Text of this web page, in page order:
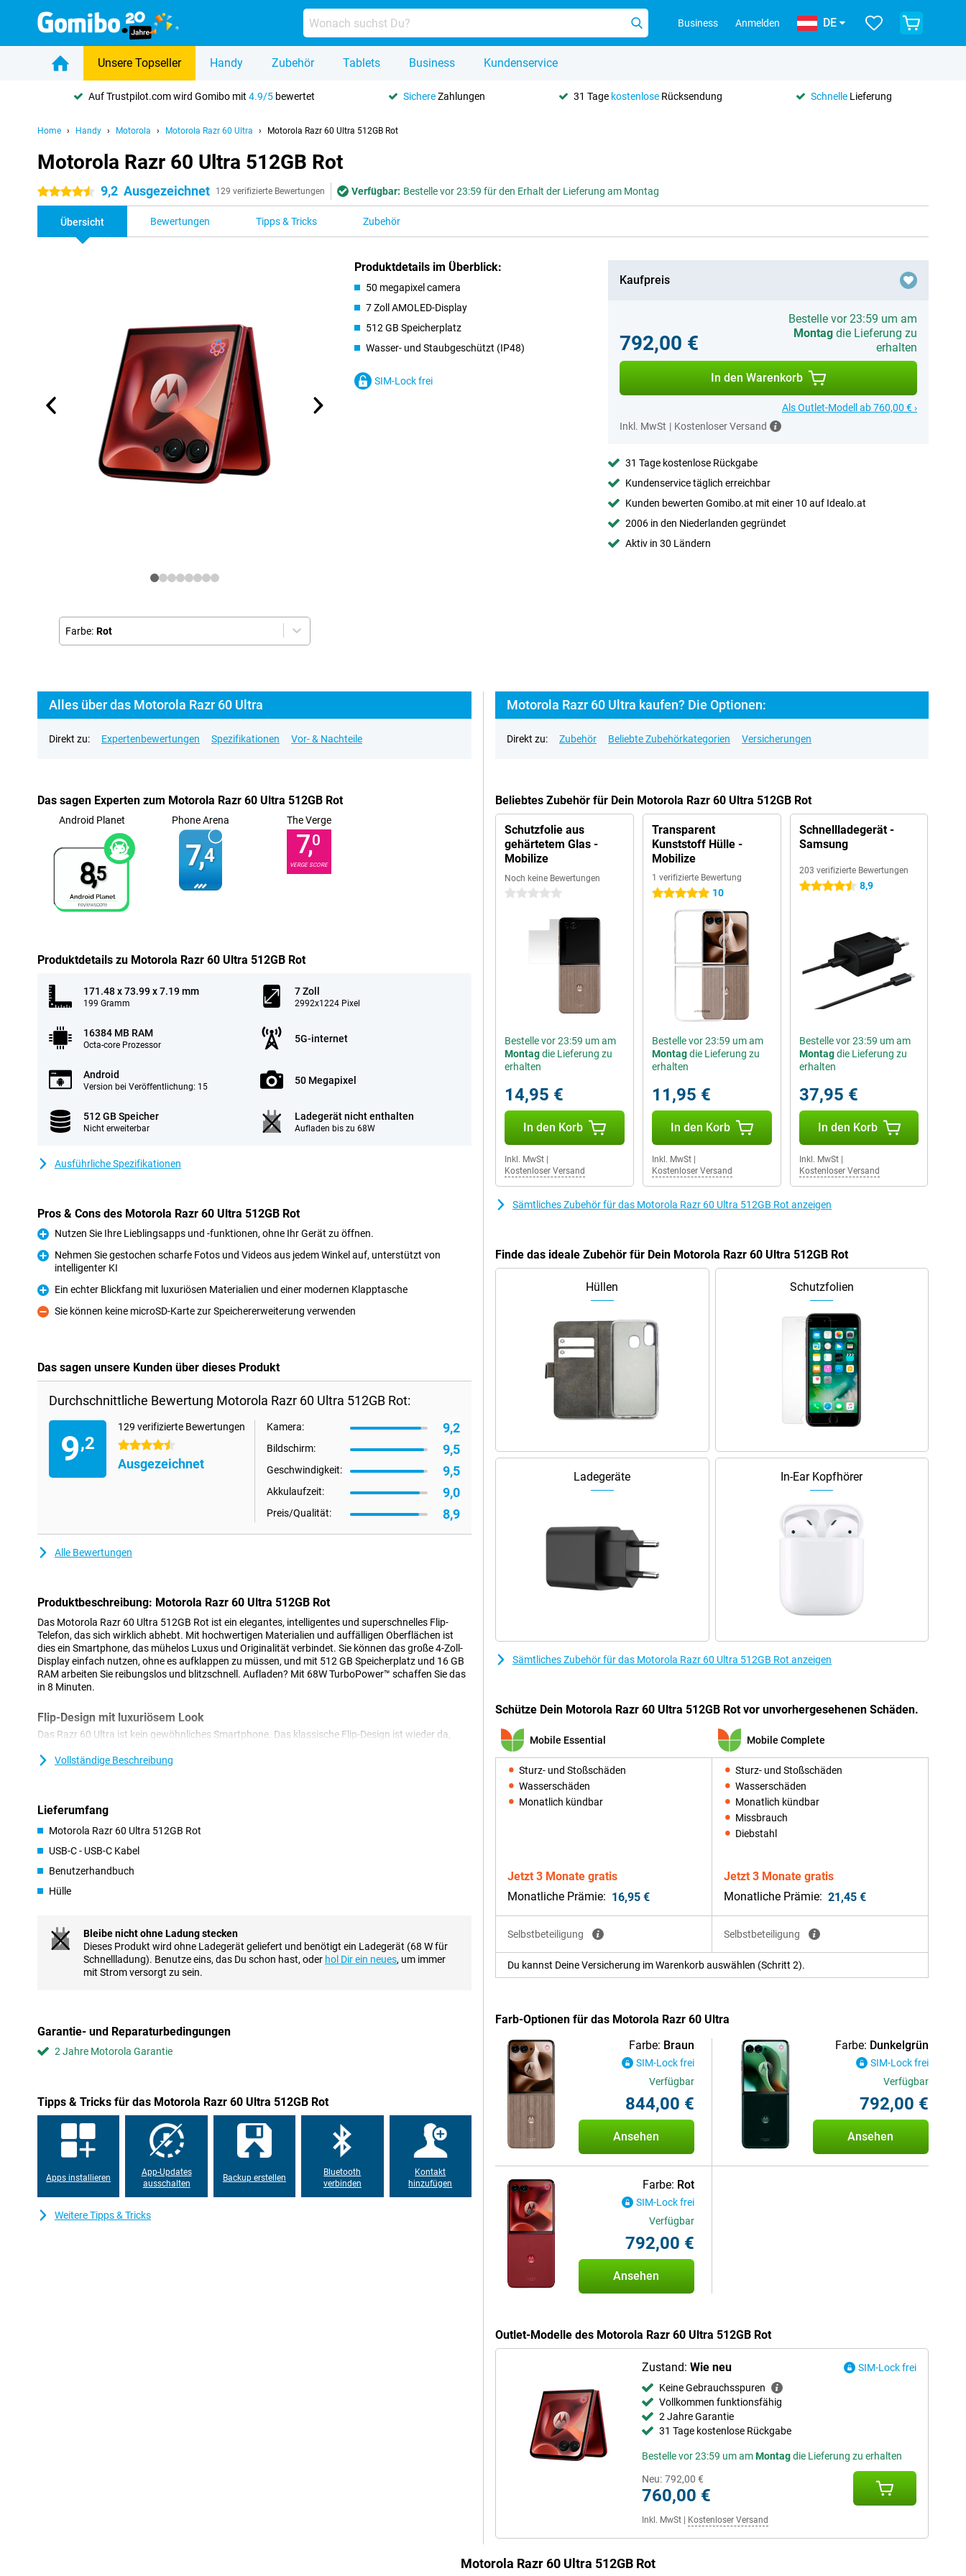
Business Anmelden DE
Unsere Topseller Handy Zubehör Tablets Business Kundenservice
Auf Trustpilot.com wird Gomibo mit4.9/5 bewertet SichereZahlungen 31 Tage kostenloseRücksendung SchnelleLieferung
Home Handy Motorola Motorola Razr 60 Ultra Motorola Razr 60 Ultra 512GB Rot
Motorola Razr 60 Ultra 512GB Rot
4.5 Sterne 9,2 Ausgezeichnet 129 verifizierte Bewertungen Verfügbar: Bestelle vor 23:59 für den Erhalt der Lieferung am Montag
Übersicht Bewertungen Tipps & Tricks Zubehör
Farbe: Rot
Produktdetails im Überblick:
50 megapixel camera
7 Zoll AMOLED-Display
512 GB Speicherplatz
Wasser- und Staubgeschützt (IP48)
SIM-Lock frei
Kaufpreis
792,00 €
Bestelle vor 23:59 um am
Montagdie Lieferung zu
erhalten
In den Warenkorb
Als Outlet-Modell ab 760,00 € ›
Inkl. MwSt | Kostenloser Versand
31 Tage kostenlose Rückgabe
Kundenservice täglich erreichbar
Kunden bewerten Gomibo.at mit einer 10 auf Idealo.at
2006 in den Niederlanden gegründet
Aktiv in 30 Ländern
Alles über das Motorola Razr 60 Ultra
Direkt zu: Expertenbewertungen Spezifikationen Vor- & Nachteile
Das sagen Experten zum Motorola Razr 60 Ultra 512GB Rot
Android Planet
8,5
Phone Arena
7,4
The Verge
7,0
VERGE SCORE
Produktdetails zu Motorola Razr 60 Ultra 512GB Rot
171.48 x 73.99 x 7.19 mm
199 Gramm
7 Zoll
2992x1224 Pixel
16384 MB RAM
Octa-core Prozessor
5G-internet
Android
Version bei Veröffentlichung: 15
50 Megapixel
512 GB Speicher
Nicht erweiterbar
Ladegerät nicht enthalten
Aufladen bis zu 68W
Ausführliche Spezifikationen
Pros & Cons des Motorola Razr 60 Ultra 512GB Rot
Pro
Nutzen Sie Ihre Lieblingsapps und -funktionen, ohne Ihr Gerät zu öffnen.
Nehmen Sie gestochen scharfe Fotos und Videos aus jedem Winkel auf, unterstützt von
intelligenter KI
Pro
Ein echter Blickfang mit luxuriösen Materialien und einer modernen Klapptasche
Kontra
Sie können keine microSD-Karte zur Speichererweiterung verwenden
Das sagen unsere Kunden über dieses Produkt
Durchschnittliche Bewertung Motorola Razr 60 Ultra 512GB Rot:
9,2
129 verifizierte Bewertungen
4.5 Sterne
Ausgezeichnet
Kamera: 9,2
Bildschirm: 9,5
Geschwindigkeit: 9,5
Akkulaufzeit: 9,0
Preis/Qualität: 8,9
Alle Bewertungen
Produktbeschreibung: Motorola Razr 60 Ultra 512GB Rot
Das Motorola Razr 60 Ultra 512GB Rot ist ein elegantes, intelligentes und superschnelles Flip-
Telefon, das sich wirklich abhebt. Mit hochwertigen Materialien und auffälligen Oberflächen ist
dies ein Smartphone, das mühelos Luxus und Originalität verbindet. Sie können das große 4-Zoll-
Display einfach nutzen, ohne es aufklappen zu müssen, und mit 512 GB Speicherplatz und 16 GB
RAM arbeiten Sie reibungslos und blitzschnell. Aufladen? Mit 68W TurboPower™ schaffen Sie das
in 8 Minuten.
Flip-Design mit luxuriösem Look
Das Razr 60 Ultra ist kein gewöhnliches Smartphone. Das klassische Flip-Design ist wieder da,
gefertigt, die für ein luxuriöses Aussehen und eine angenehme Griffigkeit sorgen. Dank der starken
zuvor.
Benachrichtigungsbildschirm. Sie können mühelos Ihren Kalender, Ihre Nachrichten oder die
Navigation auf dem Bildschirm anzeigen, ohne Ihr Gerät zu öffnen. Mit einer
Bildwiederholfrequenz von 165 Hz und HDR10+ sehen Sie alles scharf und flüssig, selbst bei
High-End-Kamerasystem
Noch nie war das Aufnehmen von Fotos und Videos so vielseitig. Das Razr 60 Ultra verfügt über
zu fotografieren, oder spiegeln Sie Ihr Bild auf dem externen Bildschirm, damit alles im Fokus ist.
fortschrittliche Prozessor sorgt für eine reibungslose Leistung, egal ob Sie spielen, 4K-Videos
streamen oder mehrere Apps gleichzeitig nutzen. Mit 16 GB RAM und 512 GB Speicherplatz wird
es dir an nichts fehlen. Und dank RAM Boost wird vorübergehend zusätzlicher Arbeitsspeicher
hinzugefügt, damit Sie auch bei schweren Aufgaben reibungslos arbeiten können.
Mit einem 4.700-mAh-Akku müssen Sie sich beim Razr 60 Ultra kaum Gedanken über das
Aufladen machen. Mit einer einzigen Ladung kommen Sie problemlos mehr als 36 Stunden durch.
Ist Ihr Gerät trotzdem leer? Innerhalb von 8 Minuten haben Sie wieder genug Energie für einen
ganzen Tag. Eine vollständige Aufladung dauert nur 40 Minuten. Durch Reverse Charging können
Vollständige Beschreibung
Lieferumfang
Motorola Razr 60 Ultra 512GB Rot
USB-C - USB-C Kabel
Benutzerhandbuch
Hülle
Bleibe nicht ohne Ladung stecken
Dieses Produkt wird ohne Ladegerät geliefert und benötigt ein Ladegerät (68 W für
Schnellladung). Benutze eins, das Du schon hast, oder hol Dir ein neues, um immer
mit Strom versorgt zu sein.
Garantie- und Reparaturbedingungen
2 Jahre Motorola Garantie
Tipps & Tricks für das Motorola Razr 60 Ultra 512GB Rot
Apps installieren
App-Updates
ausschalten
Backup erstellen
Bluetooth
verbinden
Kontakt
hinzufügen
Weitere Tipps & Tricks
Motorola Razr 60 Ultra kaufen? Die Optionen:
Direkt zu: Zubehör Beliebte Zubehörkategorien Versicherungen
Beliebtes Zubehör für Dein Motorola Razr 60 Ultra 512GB Rot
Schutzfolie aus
gehärtetem Glas -
Mobilize
Noch keine Bewertungen
0 Sterne
Bestelle vor 23:59 um am
Montagdie Lieferung zu
erhalten
14,95 €
In den Korb
Inkl. MwSt
Kostenloser Versand
Transparent
Kunststoff Hülle -
Mobilize
1 verifizierte Bewertung
5 Sterne 10
Bestelle vor 23:59 um am
Montagdie Lieferung zu
erhalten
11,95 €
In den Korb
Inkl. MwSt|
Kostenloser Versand
Schnellladegerät -
Samsung
203 verifizierte Bewertungen
4.5 Sterne 8,9
Bestelle vor 23:59 um am
Montagdie Lieferung zu
erhalten
37,95 €
In den Korb
Inkl. MwSt|
Kostenloser Versand
Sämtliches Zubehör für das Motorola Razr 60 Ultra 512GB Rot anzeigen
Finde das ideale Zubehör für Dein Motorola Razr 60 Ultra 512GB Rot
Hüllen Schutzfolien
Ladegeräte In-Ear Kopfhörer
Sämtliches Zubehör für das Motorola Razr 60 Ultra 512GB Rot anzeigen
Schütze Dein Motorola Razr 60 Ultra 512GB Rot vor unvorhergesehenen Schäden.
Mobile Essential
Sturz- und Stoßschäden
Wasserschäden
Monatlich kündbar
Jetzt 3 Monate gratis
Monatliche Prämie: 16,95 €
Selbstbeteiligung
Mobile Complete
Sturz- und Stoßschäden
Wasserschäden
Monatlich kündbar
Missbrauch
Diebstahl
Jetzt 3 Monate gratis
Monatliche Prämie: 21,45 €
Selbstbeteiligung
Du kannst Deine Versicherung im Warenkorb auswählen (Schritt 2).
Farb-Optionen für das Motorola Razr 60 Ultra
Farbe: Braun
SIM-Lock frei
Verfügbar
844,00 €
Ansehen
Farbe: Dunkelgrün
SIM-Lock frei
Verfügbar
792,00 €
Ansehen
Farbe: Rot
SIM-Lock frei
Verfügbar
792,00 €
Ansehen
Outlet-Modelle des Motorola Razr 60 Ultra 512GB Rot
Zustand: Wie neu
SIM-Lock frei
Keine Gebrauchsspuren
Vollkommen funktionsfähig
2 Jahre Garantie
31 Tage kostenlose Rückgabe
Bestelle vor 23:59 um amMontagdie Lieferung zu erhalten
Neu: 792,00 €
760,00 €
Inkl. MwSt| Kostenloser Versand
Motorola Razr 60 Ultra 512GB Rot